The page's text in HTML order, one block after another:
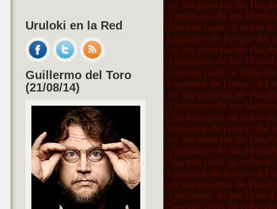
Uruloki en la Red
Guillermo del Toro
(21/08/14)